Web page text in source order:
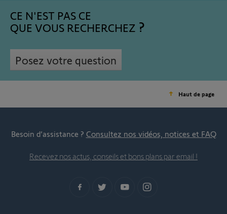
CE N'EST PAS CE
QUE VOUS RECHERCHEZ
Posez votre question
Haut de page
Besoin d’assistance ? Consultez nos vidéos, notices et FAQ
Recevez nos actus, conseils et bons plans par email !